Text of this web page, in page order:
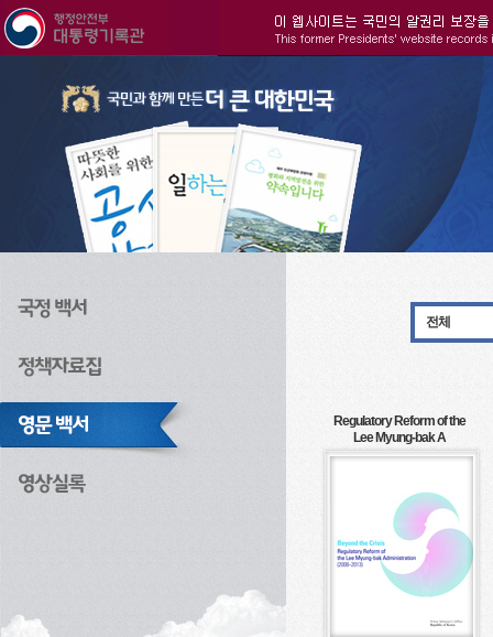
전체
Regulatory Reform of the
Lee Myung-bak A